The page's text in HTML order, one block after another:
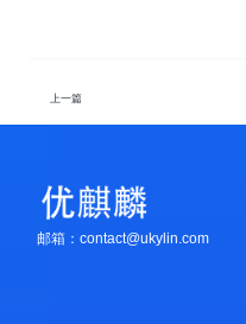
上一篇
邮箱：contact@ukylin.com